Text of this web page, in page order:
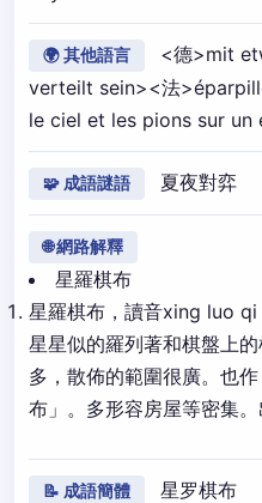
🌍 其他語言
<德>mit
verteilt sein><法
le ciel et les pions sur
🧩 成語謎語 夏夜對弈
🌐 網路解釋
星羅棋布
星羅棋布，讀音xing luo
星星似的羅列著和棋盤上
多，散佈的範圍很廣。也
布」。多形容房屋等密集。
📝 成語簡體 星罗棋布